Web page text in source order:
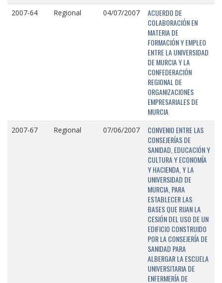
2007-64 Regional 04/07/2007
ACUERDO DE
COLABORACIÓN EN
MATERIA DE
FORMACIÓN Y EMPLEO
ENTRE LA UNIVERSIDAD
DE MURCIA Y LA
CONFEDERACIÓN
REGIONAL DE
ORGANIZACIONES
EMPRESARIALES DE
MURCIA
2007-67 Regional 07/06/2007
CONVENIO ENTRE LAS
CONSEJERÍAS DE
SANIDAD, EDUCACIÓN Y
CULTURA Y ECONOMÍA
Y HACIENDA, Y LA
UNIVERSIDAD DE
MURCIA, PARA
ESTABLECER LAS
BASES QUE RIJAN LA
CESIÓN DEL USO DE UN
EDIFICIO CONSTRUIDO
POR LA CONSEJERÍA DE
SANIDAD PARA
ALBERGAR LA ESCUELA
UNIVERSITARIA DE
ENFERMERÍA DE